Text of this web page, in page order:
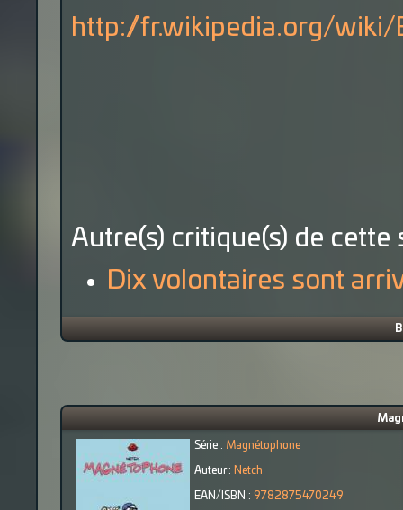
http://fr.wikipedia.org/wiki/
Autre(s) critique(s) de cette
Dix volontaires sont
Série : Magnétophone
Auteur : Netch
EAN/ISBN : 9782875470249